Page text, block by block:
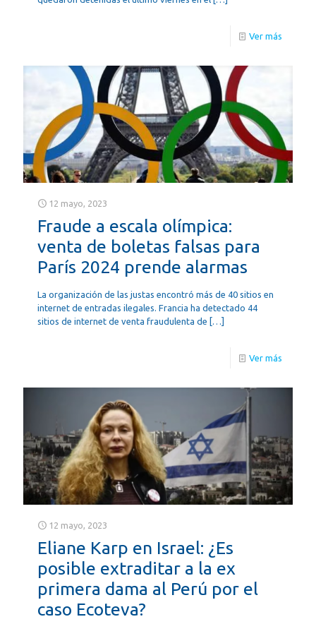
Ver más
12 mayo, 2023
Fraude a escala olímpica:
venta de boletas falsas para
París 2024 prende alarmas
La organización de las justas encontró más de 40 sitios en
internet de entradas ilegales. Francia ha detectado 44
sitios de internet de venta fraudulenta de […]
Ver más
12 mayo, 2023
Eliane Karp en Israel: ¿Es
posible extraditar a la ex
primera dama al Perú por el
caso Ecoteva?